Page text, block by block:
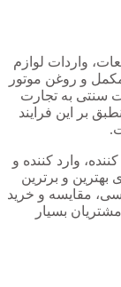
قطعات، واردات لوازم
و روغن موتور
سنتی به تجارت
بر این فرایند
وارد کننده و
انحصاری بهترین و برترین
مقایسه و خرید
بسیار